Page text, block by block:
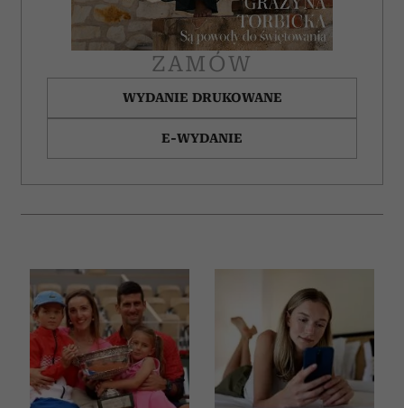
ZAMÓW
WYDANIE DRUKOWANE
E-WYDANIE